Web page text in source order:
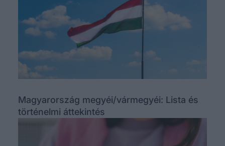
Magyarország megyéi/vármegyéi: Lista és
történelmi áttekintés